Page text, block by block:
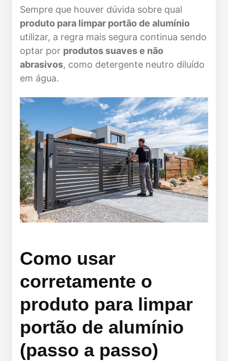
Sempre que houver dúvida sobre qual
produto para limpar portão de alumínio
utilizar, a regra mais segura continua sendo
optar por produtos suaves e não
abrasivos, como detergente neutro diluído
em água.
Como usar
corretamente o
produto para limpar
portão de alumínio
(passo a passo)